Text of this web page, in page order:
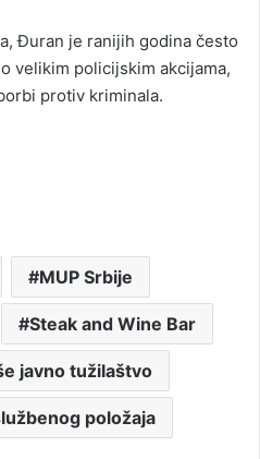
Đuran je ranijih godina često
velikim policijskim akcijama,
protiv kriminala.
MUP Srbije
Steak and Wine Bar
javno tužilaštvo
položaja